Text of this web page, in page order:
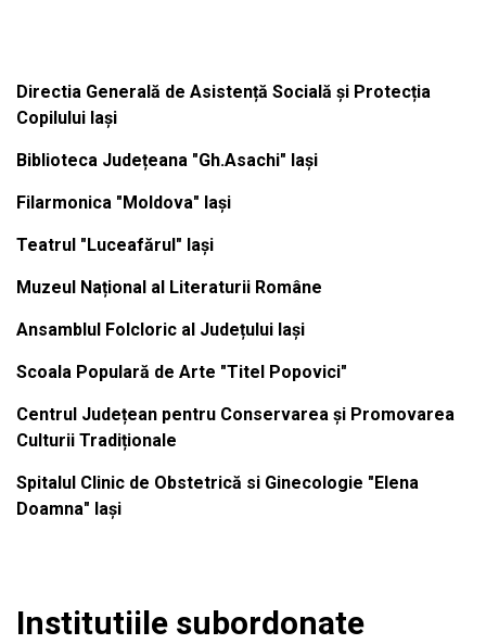
Directia Generală de Asistență Socială și Protecția
Copilului Iași
Biblioteca Județeana "Gh.Asachi" Iași
Filarmonica "Moldova" Iași
Teatrul "Luceafărul" Iași
Muzeul Național al Literaturii Române
Ansamblul Folcloric al Județului Iași
Scoala Populară de Arte "Titel Popovici"
Centrul Județean pentru Conservarea și Promovarea
Culturii Tradiționale
Spitalul Clinic de Obstetrică si Ginecologie "Elena
Doamna" Iași
Institutiile subordonate